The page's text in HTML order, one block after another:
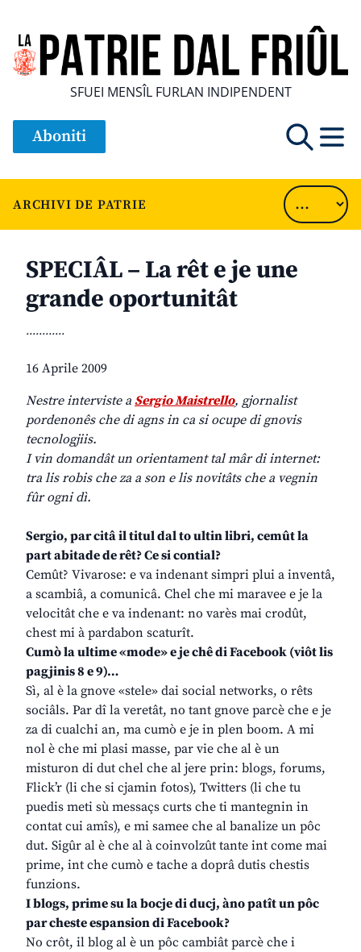
SFUEI MENSÎL FURLAN INDIPENDENT
Aboniti
ARCHIVI DE PATRIE
SPECIÂL – La rêt e je une
grande oportunitât
............
16 Aprile 2009
Nestre interviste a Sergio Maistrello, gjornalist
pordenonês che di agns in ca si ocupe di gnovis
tecnologjiis.
I vin domandât un orientament tal mâr di internet:
tra lis robis che za a son e lis novitâts che a vegnin
fûr ogni dì.
Sergio, par citâ il titul dal to ultin libri, cemût la
part abitade de rêt? Ce si contial?
Cemût? Vivarose: e va indenant simpri plui a inventâ,
a scambiâ, a comunicâ. Chel che mi maravee e je la
velocitât che e va indenant: no varès mai crodût,
chest mi à pardabon scaturît.
Cumò la ultime «mode» e je chê di Facebook (viôt lis
pagjinis 8 e 9)…
Sì, al è la gnove «stele» dai social networks, o rêts
sociâls. Par dî la veretât, no tant gnove parcè che e je
za di cualchi an, ma cumò e je in plen boom. A mi
nol è che mi plasi masse, par vie che al è un
misturon di dut chel che al jere prin: blogs, forums,
Flick’r (li che si cjamin fotos), Twitters (li che tu
puedis meti sù messaçs curts che ti mantegnin in
contat cui amîs), e mi samee che al banalize un pôc
dut. Sigûr al è che al à coinvolzût tante int come mai
prime, int che cumò e tache a doprâ dutis chestis
funzions.
I blogs, prime su la bocje di ducj, àno patît un pôc
par cheste espansion di Facebook?
No crôt, il blog al è un pôc cambiât parcè che i